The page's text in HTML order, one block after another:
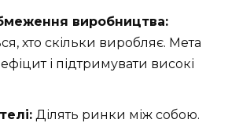
виробництва:
хто скільки виробляє. Мета
і підтримувати високі
Ділять ринки між собою.